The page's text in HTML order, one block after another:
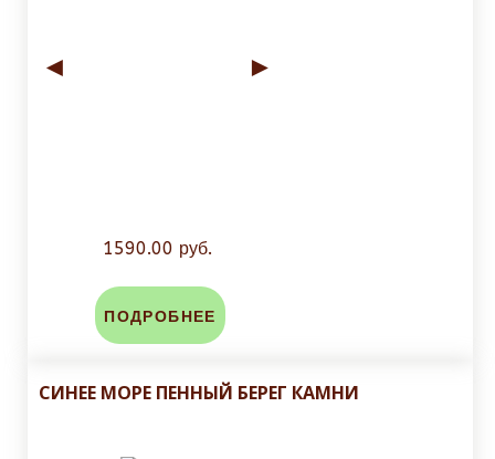
◄ ►
1590.00 руб.
ПОДРОБНЕЕ
СИНЕЕ МОРЕ ПЕННЫЙ БЕРЕГ КАМНИ